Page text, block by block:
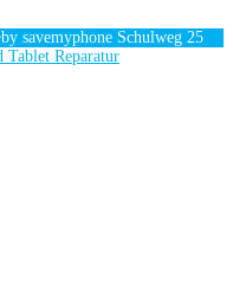
by savemyphone Schulweg 25